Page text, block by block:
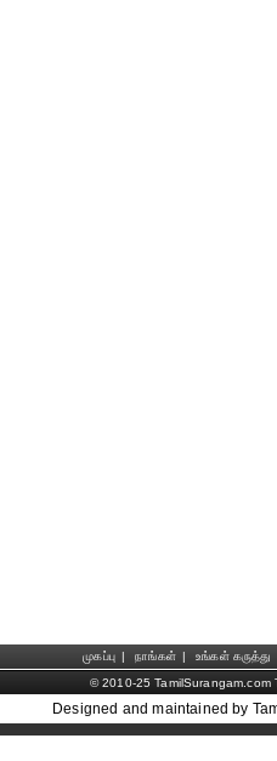
முகப்பு | நாங்கள் | உங்கள் கருத்து
© 2010-25 TamilSurangam.com
Designed and maintained by